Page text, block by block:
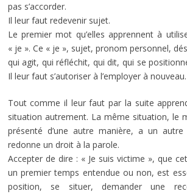
pas s’accorder.
Il leur faut redevenir sujet.
Le premier mot qu’elles apprennent à
« je ». Ce « je », sujet, pronom personnel,
qui agit, qui réfléchit, qui dit, qui se
Il leur faut s’autoriser à l’employer à nouveau.
Tout comme il leur faut par la suite
situation autrement. La même situation, le
présenté d’une autre manière, a un
redonne un droit à la parole.
Accepter de dire : « Je suis victime », que
un premier temps entendue ou non, est
position, se situer, demander une